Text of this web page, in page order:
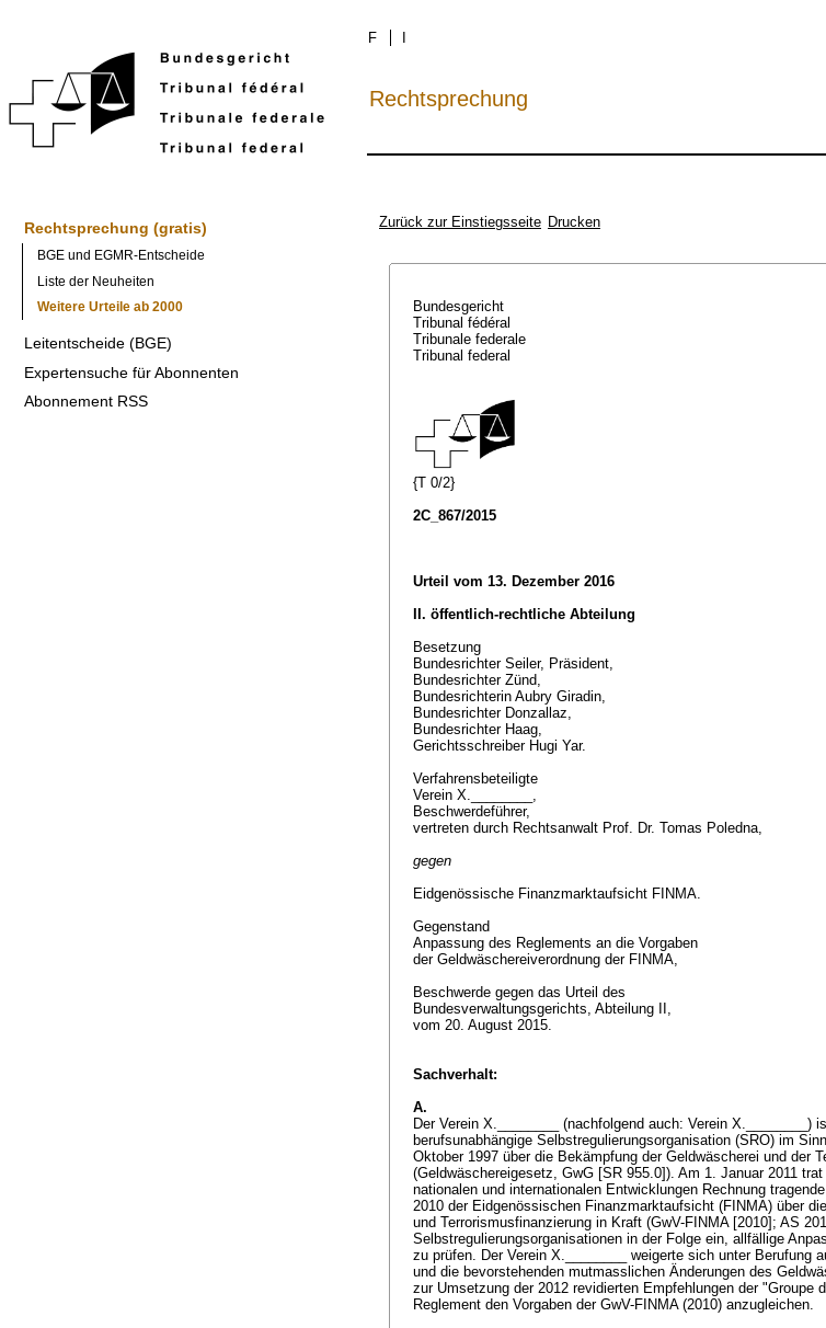
F
Rechtsprechung
Rechtsprechung (gratis)
BGE und EGMR-Entscheide
Liste der Neuheiten
Weitere Urteile ab 2000
Leitentscheide (BGE)
Expertensuche für Abonnenten
Abonnement RSS
Zurück zur Einstiegsseite Drucken
Bundesgericht
Tribunal fédéral
Tribunale federale
Tribunal federal
{T 0/2}
2C_867/2015
Urteil vom 13. Dezember 2016
II. öffentlich-rechtliche Abteilung
Besetzung
Bundesrichter Seiler, Präsident,
Bundesrichter Zünd,
Bundesrichterin Aubry Giradin,
Bundesrichter Donzallaz,
Bundesrichter Haag,
Gerichtsschreiber Hugi Yar.
Verfahrensbeteiligte
Verein X.________,
Beschwerdeführer,
vertreten durch Rechtsanwalt Prof. Dr. Tomas Poledna,
gegen
Eidgenössische Finanzmarktaufsicht FINMA.
Gegenstand
Anpassung des Reglements an die Vorgaben
der Geldwäschereiverordnung der FINMA,
Beschwerde gegen das Urteil des
Bundesverwaltungsgerichts, Abteilung II,
vom 20. August 2015.
Sachverhalt:
A.
Der Verein X.________ (nachfolgend auch: Verein X.________)
berufsunabhängige Selbstregulierungsorganisation (SRO) im
Oktober 1997 über die Bekämpfung der Geldwäscherei und der
(Geldwäschereigesetz, GwG [SR 955.0]). Am 1. Januar 2011
nationalen und internationalen Entwicklungen Rechnung
2010 der Eidgenössischen Finanzmarktaufsicht (FINMA) über
und Terrorismusfinanzierung in Kraft (GwV-FINMA [2010]; AS
Selbstregulierungsorganisationen in der Folge ein, allfällige
zu prüfen. Der Verein X.________ weigerte sich unter Berufung
und die bevorstehenden mutmasslichen Änderungen des
zur Umsetzung der 2012 revidierten Empfehlungen der "Groupe
Reglement den Vorgaben der GwV-FINMA (2010) anzugleichen.